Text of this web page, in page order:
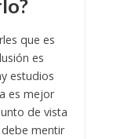
que es
es
estudios
es mejor
de vista
mentir